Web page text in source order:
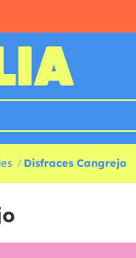
Disfraces Cangrejo